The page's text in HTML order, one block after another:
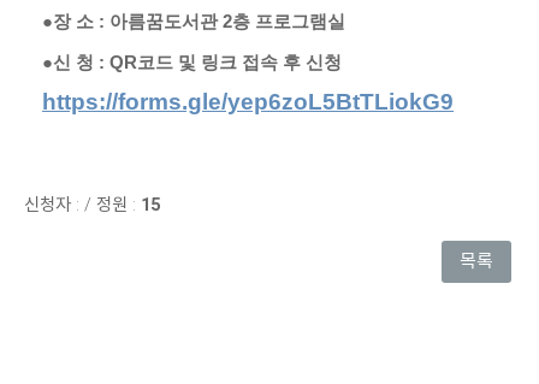
●장 소 : 아름꿈도서관 2층 프로그램실
●신 청 : QR코드 및 링크 접속 후 신청
https://forms.gle/yep6zoL5BtTLiokG9
신청자 : / 정원 : 15
목록